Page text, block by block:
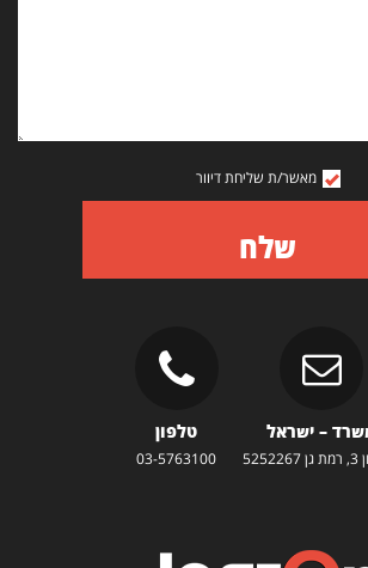
מאשר/ת שליחת דיוור
שלח
– ישראל טלפון
03-5763100